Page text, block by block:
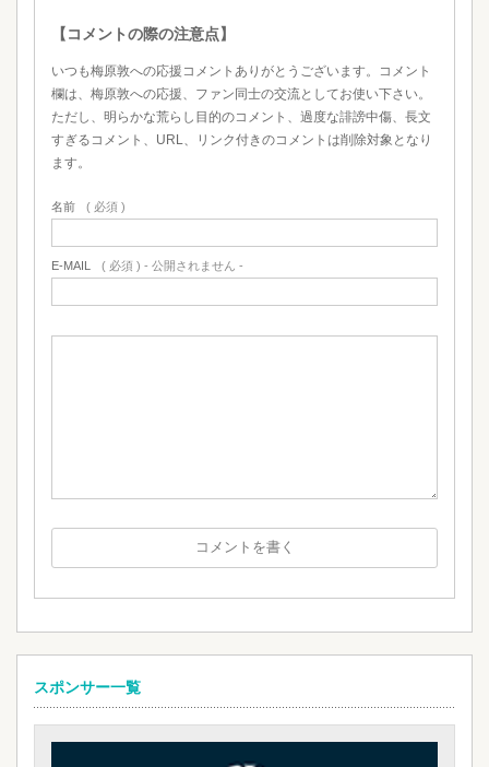
【コメントの際の注意点】
いつも梅原敦への応援コメントありがとうございます。コメント
欄は、梅原敦への応援、ファン同士の交流としてお使い下さい。
ただし、明らかな荒らし目的のコメント、過度な誹謗中傷、長文
すぎるコメント、URL、リンク付きのコメントは削除対象となり
ます。
名前 ( 必須 )
E-MAIL ( 必須 ) - 公開されません -
スポンサー一覧